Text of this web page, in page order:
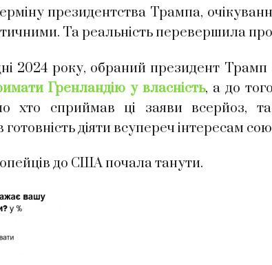
президентства Трампа,
Та реальність перевершила
2024 року, обраний президент
Гренландію у власність, а до
хто сприймав ці заяви всерйоз,
діяти всупереч інтересам
до США почала танути.